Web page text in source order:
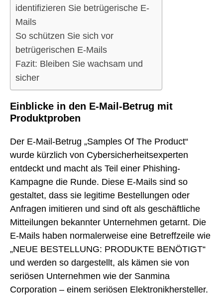
identifizieren Sie betrügerische E-
Mails
So schützen Sie sich vor
betrügerischen E-Mails
Fazit: Bleiben Sie wachsam und
sicher
Einblicke in den E-Mail-Betrug mit
Produktproben
Der E-Mail-Betrug „Samples Of The Product“
wurde kürzlich von Cybersicherheitsexperten
entdeckt und macht als Teil einer Phishing-
Kampagne die Runde. Diese E-Mails sind so
gestaltet, dass sie legitime Bestellungen oder
Anfragen imitieren und sind oft als geschäftliche
Mitteilungen bekannter Unternehmen getarnt. Die
E-Mails haben normalerweise eine Betreffzeile wie
„NEUE BESTELLUNG: PRODUKTE BENÖTIGT“
und werden so dargestellt, als kämen sie von
seriösen Unternehmen wie der Sanmina
Corporation – einem seriösen Elektronikhersteller.